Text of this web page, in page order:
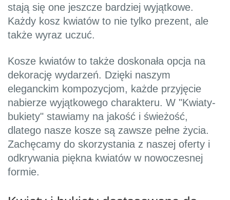
stają się one jeszcze bardziej wyjątkowe.
Każdy kosz kwiatów to nie tylko prezent, ale
także wyraz uczuć.
Kosze kwiatów to także doskonała opcja na
dekorację wydarzeń. Dzięki naszym
eleganckim kompozycjom, każde przyjęcie
nabierze wyjątkowego charakteru. W "Kwiaty-
bukiety" stawiamy na jakość i świeżość,
dlatego nasze kosze są zawsze pełne życia.
Zachęcamy do skorzystania z naszej oferty i
odkrywania piękna kwiatów w nowoczesnej
formie.